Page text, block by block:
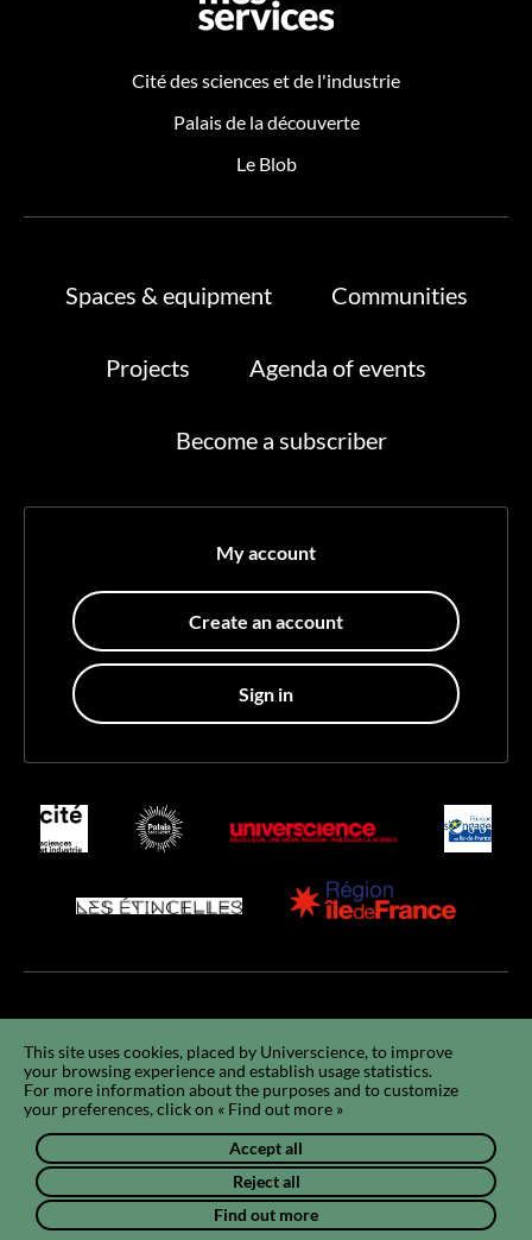
This site uses cookies, placed by Universcience, to improve
your browsing experience and establish usage statistics.
For more information about the purposes and to customize
your preferences, click on « Find out more »
Accept all
Reject all
Find out more
Cité des sciences et de l'industrie
Palais de la découverte
Le Blob
My account
Create an account
Sign in
Spaces & equipment Communities
Projects Agenda of events
Become a subscriber
Using cookies Sitemap Q&A FR